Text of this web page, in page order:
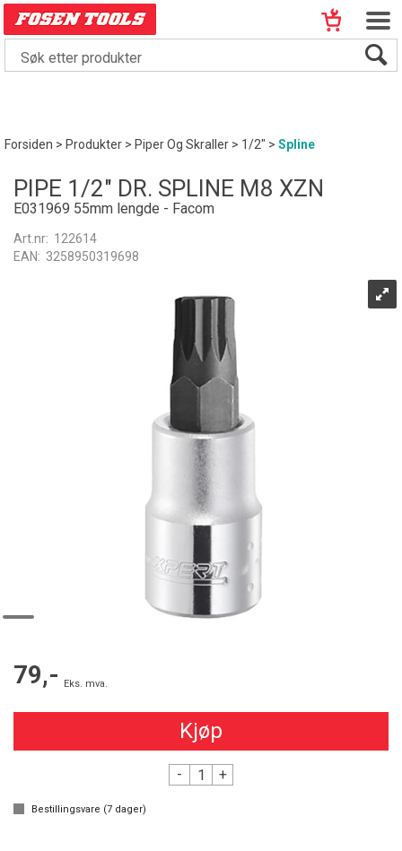
Forsiden>Produkter>Piper Og Skraller>1/2">Spline
PIPE 1/2" DR. SPLINE M8 XZN
E031969 55mm lengde - Facom
Art.nr: 122614
EAN: 3258950319698
79,- Eks. mva.
Kjøp
- +
Bestillingsvare (7 dager)